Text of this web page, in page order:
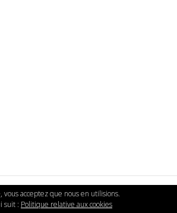
acceptez que nous en utilisions.
suit : Politique relative aux cookies